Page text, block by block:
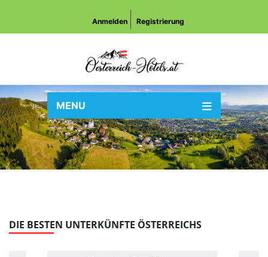
Anmelden Registrierung
MENU
DIE BESTEN UNTERKÜNFTE ÖSTERREICHS